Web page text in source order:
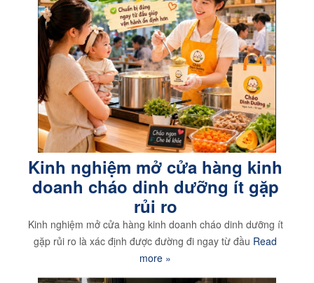
Kinh nghiệm mở cửa hàng kinh
doanh cháo dinh dưỡng ít gặp
rủi ro
Kinh nghiệm mở cửa hàng kinh doanh cháo dinh dưỡng ít
gặp rủi ro là xác định được đường đi ngay từ đầu Read
more »